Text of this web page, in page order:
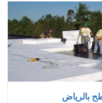
بالرياض